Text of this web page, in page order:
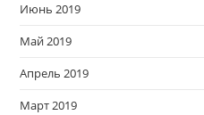
Июнь 2019
Май 2019
Апрель 2019
Март 2019